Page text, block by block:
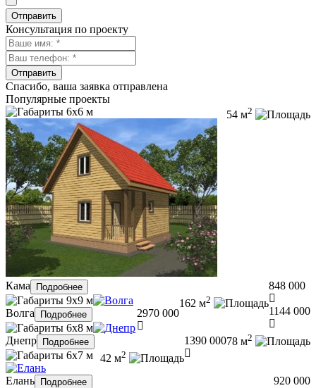
Отправить
Консультация по проекту
Отправить
Спасибо, ваша заявка отправлена
Популярные проекты
6х6 м
54 м2
Кама 848 000
1144 000
Подробнее
9х9 м 162 м2
Волга 2970 000
Подробнее
6х8 м
78 м2
Днепр 1390 000
Подробнее
6х7 м 42 м2
Елань 920 000
Подробнее